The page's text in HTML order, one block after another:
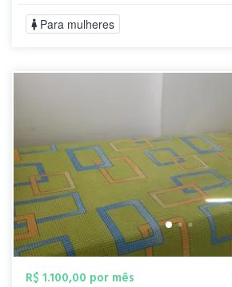
Para mulheres
R$ 1.100,00 por mês